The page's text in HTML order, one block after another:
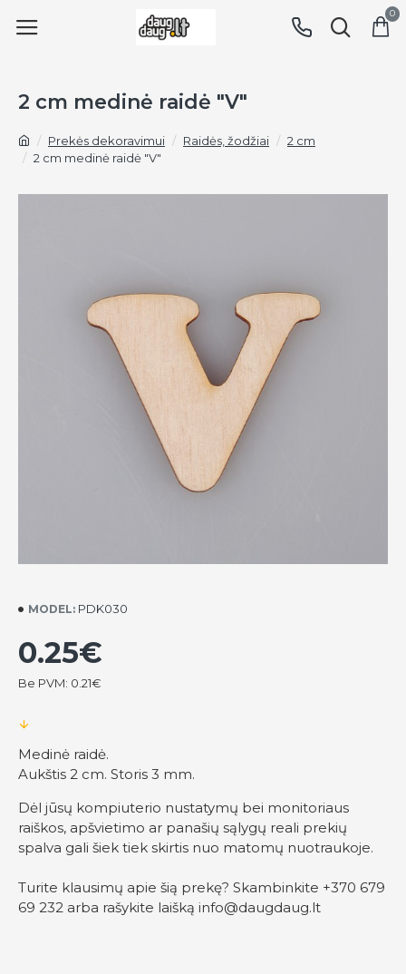
0
Prekės dekoravimui Raidės, žodžiai
2 cm
2 cm medinė raidė "V"
2 cm medinė raidė "V"
MODEL: PDK030
0.25€
Be PVM: 0.21€
Medinė raidė.
Aukštis 2 cm. Storis 3 mm.
Dėl jūsų kompiuterio nustatymų bei monitoriaus
raiškos, apšvietimo ar panašių sąlygų reali prekių
spalva gali šiek tiek skirtis nuo matomų nuotraukoje.
Turite klausimų apie šią prekę? Skambinkite +370 679
69 232 arba rašykite laišką info@daugdaug.lt